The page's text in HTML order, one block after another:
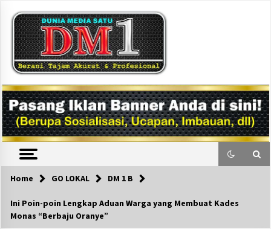
content
DM1
Home GO LOKAL DM 1 B
Ini Poin-poin Lengkap Aduan Warga yang Membuat Kades
Monas “Berbaju Oranye”